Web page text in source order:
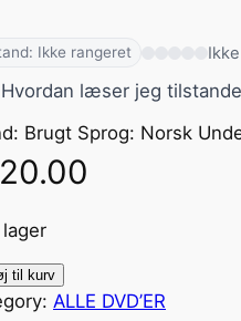
Ikke rangeret
Hvordan læser jeg
Brugt Sprog: Norsk
20.00
lager
til kurv
ALLE DVD’ER